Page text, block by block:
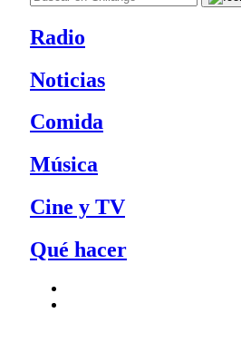
Radio
Noticias
Comida
Música
Cine y TV
Qué hacer